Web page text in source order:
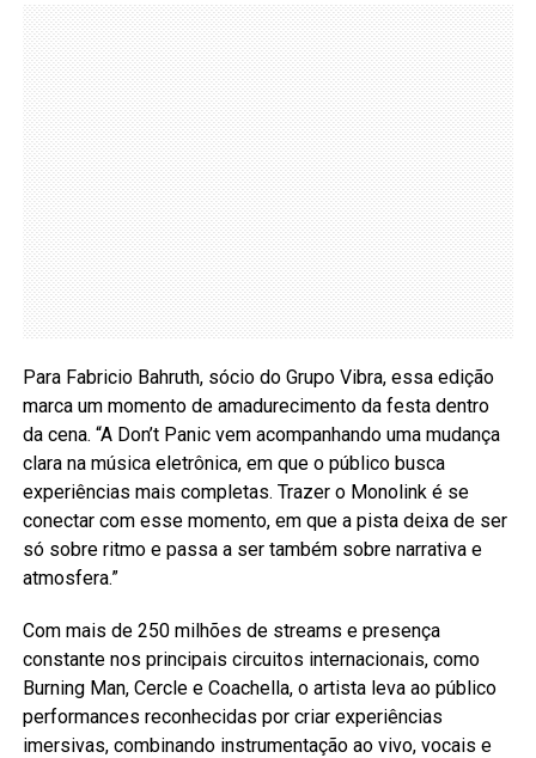
Para Fabricio Bahruth, sócio do Grupo Vibra, essa edição
marca um momento de amadurecimento da festa dentro
da cena. “A Don’t Panic vem acompanhando uma mudança
clara na música eletrônica, em que o público busca
experiências mais completas. Trazer o Monolink é se
conectar com esse momento, em que a pista deixa de ser
só sobre ritmo e passa a ser também sobre narrativa e
atmosfera.”
Com mais de 250 milhões de streams e presença
constante nos principais circuitos internacionais, como
Burning Man, Cercle e Coachella, o artista leva ao público
performances reconhecidas por criar experiências
imersivas, combinando instrumentação ao vivo, vocais e